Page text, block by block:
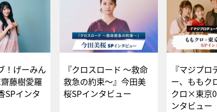
！げーみん
藤樹愛羅
SPインタ
『クロスロード ～救命
救急の約束～』今田美
桜SPインタビュー
『マジプロ
ー、ももク
クロ×東京
ンタビュー